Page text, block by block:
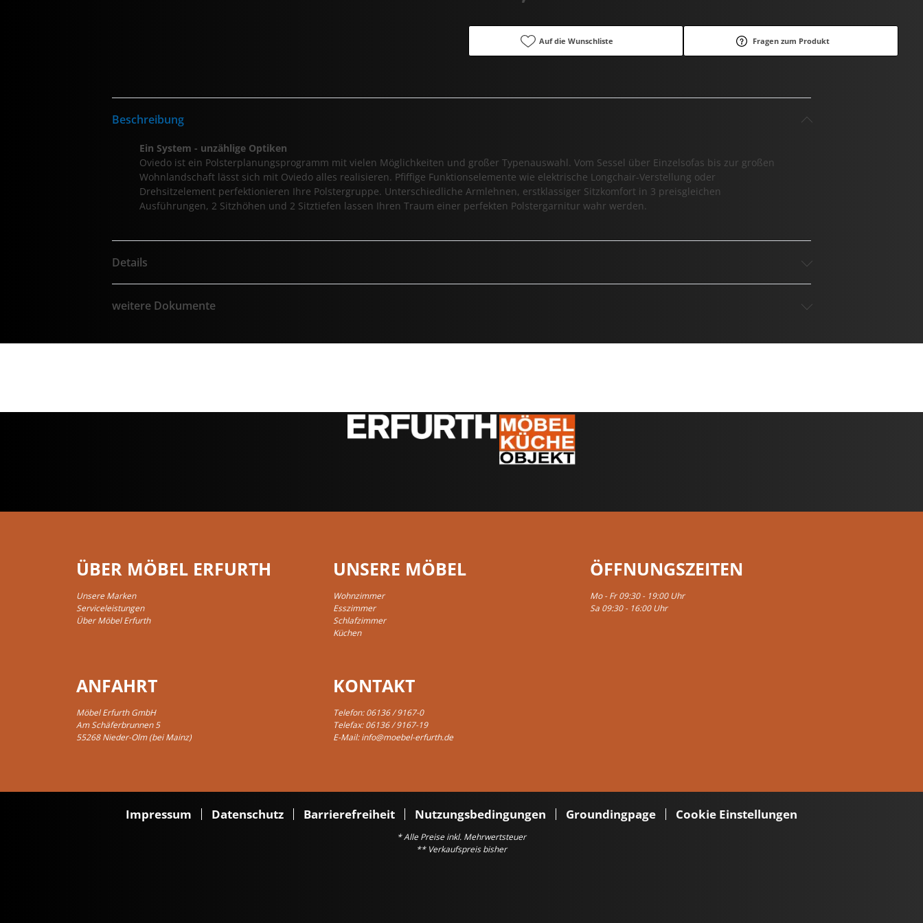
Auf die Wunschliste Fragen zum Produkt
Beschreibung
Ein System - unzählige Optiken
Oviedo ist ein Polsterplanungsprogramm mit vielen Möglichkeiten und großer Typenauswahl. Vom Sessel über Einzelsofas bis zur großen
Wohnlandschaft lässt sich mit Oviedo alles realisieren. Pfiffige Funktionselemente wie elektrische Longchair-Verstellung oder
Drehsitzelement perfektionieren Ihre Polstergruppe. Unterschiedliche Armlehnen, erstklassiger Sitzkomfort in 3 preisgleichen
Ausführungen, 2 Sitzhöhen und 2 Sitztiefen lassen Ihren Traum einer perfekten Polstergarnitur wahr werden.
Details
weitere Dokumente
ÜBER MÖBEL ERFURTH
Unsere Marken
Serviceleistungen
Über Möbel Erfurth
UNSERE MÖBEL
Wohnzimmer
Esszimmer
Schlafzimmer
Küchen
ÖFFNUNGSZEITEN
Mo - Fr 09:30 - 19:00 Uhr
Sa 09:30 - 16:00 Uhr
ANFAHRT
Möbel Erfurth GmbH
Am Schäferbrunnen 5
55268 Nieder-Olm (bei Mainz)
KONTAKT
Telefon:06136 / 9167-0
Telefax: 06136 / 9167-19
E-Mail:info@moebel-erfurth.de
Impressum Datenschutz Barrierefreiheit Nutzungsbedingungen Groundingpage Cookie Einstellungen
* Alle Preise inkl. Mehrwertsteuer
** Verkaufspreis bisher